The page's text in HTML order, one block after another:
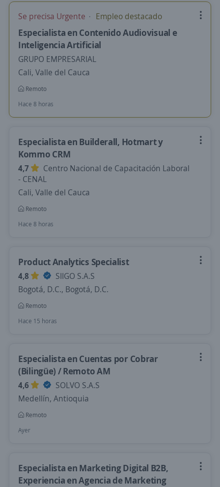
Se precisa Urgente Empleo destacado
Especialista en Contenido Audiovisual e
Inteligencia Artificial
GRUPO EMPRESARIAL
Cali, Valle del Cauca
Remoto
Hace 8 horas
Especialista en Builderall, Hotmart y
Kommo CRM
4,7
Centro Nacional de Capacitación Laboral
- CENAL
Cali, Valle del Cauca
Remoto
Hace 8 horas
Product Analytics Specialist
4,8
SIIGO S.A.S
Bogotá, D.C., Bogotá, D.C.
Remoto
Hace 15 horas
Especialista en Cuentas por Cobrar
(Bilingüe) / Remoto AM
4,6
SOLVO S.A.S
Medellín, Antioquia
Remoto
Ayer
Especialista en Marketing Digital B2B,
Experiencia en Agencia de Marketing